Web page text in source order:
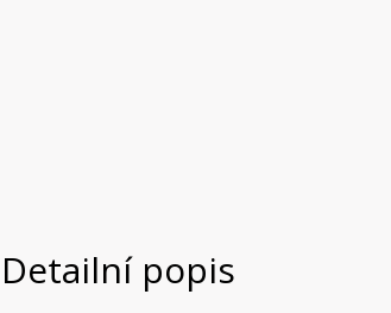
Detailní popis